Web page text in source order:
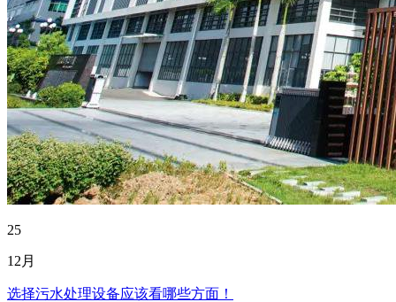
25
12月
选择污水处理设备应该看哪些方面！